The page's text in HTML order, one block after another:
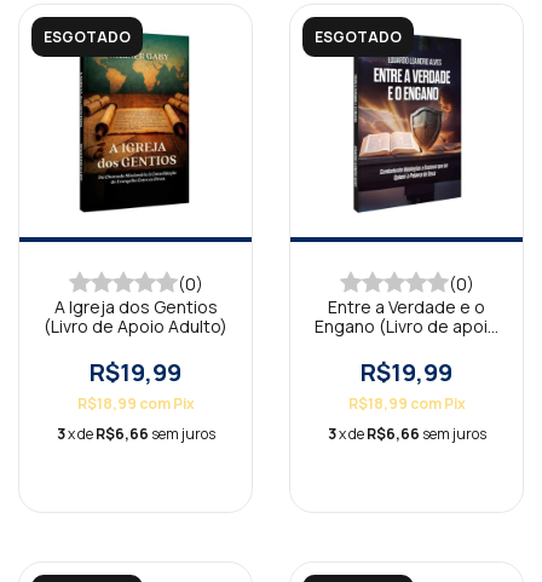
ESGOTADO
(0)
A Igreja dos Gentios
(Livro de Apoio Adulto)
R$19,99
R$18,99 com Pix
3x deR$6,66 sem juros
ESGOTADO
(0)
Entre a Verdade e o
Engano (Livro de apoio
R$19,99
R$18,99 com Pix
3x deR$6,66 sem juros